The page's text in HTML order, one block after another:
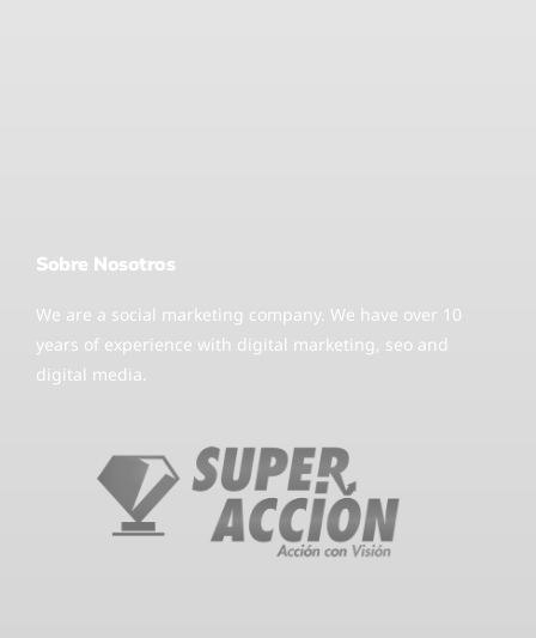
Sobre Nosotros
We are a social marketing company. We have over 10
years of experience with digital marketing, seo and
digital media.